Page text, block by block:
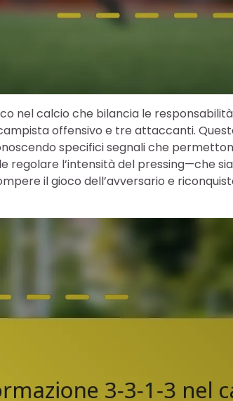
nel calcio che bilancia le
offensivo e tre attaccanti.
specifici segnali che
regolare l’intensità del pressing—che
il gioco dell’avversario e